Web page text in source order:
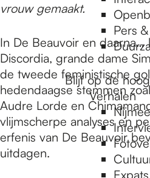
Pers
Blijf op de
Verhalen
Expats
vrouw gemaakt.
In De Beauvoir en daarna…
Discordia, grande dame
de tweede feministische
hedendaagse stemmen
Audre Lorde en
vlijmscherpe analyses en
erfenis van De Beauvoir
uitdagen.